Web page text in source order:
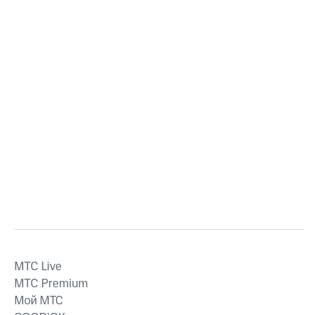
MTС Live
MTС Premium
Мой МТС